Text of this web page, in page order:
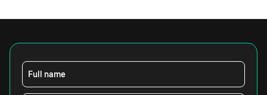
Full name